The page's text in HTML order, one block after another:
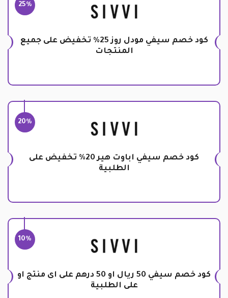
25%
كود خصم سيفي مودل روز 25% تخفيض على جميع
المنتجات
20%
كود خصم سيفي اباوت هير 20% تخفيض على
الطلبية
10%
كود خصم سيفي 50 ريال او 50 درهم على اى منتج او
على الطلبية